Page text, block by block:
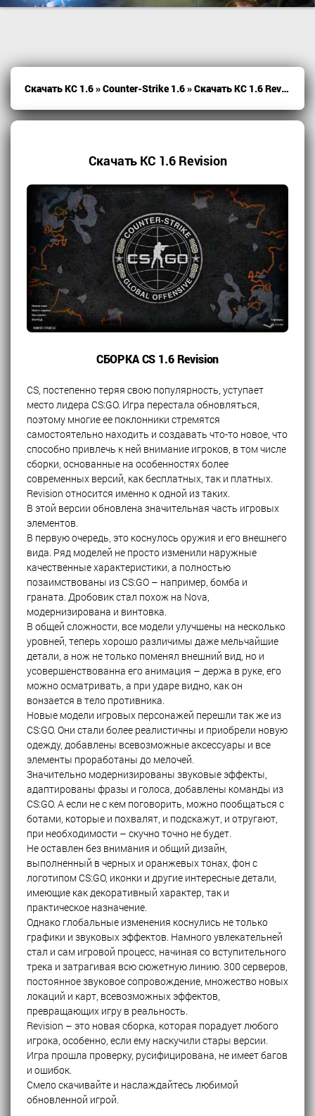
Скачать КС 1.6»Counter-Strike 1.6» Скачать КС 1.6 Revision
Скачать КС 1.6 Revision
СБОРКА CS 1.6 Revision
CS, постепенно теряя свою популярность, уступает
место лидера CS:GO. Игра перестала обновляться,
поэтому многие ее поклонники стремятся
самостоятельно находить и создавать что-то новое, что
способно привлечь к ней внимание игроков, в том числе
сборки, основанные на особенностях более
современных версий, как бесплатных, так и платных.
Revision относится именно к одной из таких.
В этой версии обновлена значительная часть игровых
элементов.
В первую очередь, это коснулось оружия и его внешнего
вида. Ряд моделей не просто изменили наружные
качественные характеристики, а полностью
позаимствованы из CS:GO – например, бомба и
граната. Дробовик стал похож на Nova,
модернизирована и винтовка.
В общей сложности, все модели улучшены на несколько
уровней, теперь хорошо различимы даже мельчайшие
детали, а нож не только поменял внешний вид, но и
усовершенствованна его анимация – держа в руке, его
можно осматривать, а при ударе видно, как он
вонзается в тело противника.
Новые модели игровых персонажей перешли так же из
CS:GO. Они стали более реалистичны и приобрели новую
одежду, добавлены всевозможные аксессуары и все
элементы проработаны до мелочей.
Значительно модернизированы звуковые эффекты,
адаптированы фразы и голоса, добавлены команды из
CS:GO. А если не с кем поговорить, можно пообщаться с
ботами, которые и похвалят, и подскажут, и отругают,
при необходимости – скучно точно не будет.
Не оставлен без внимания и общий дизайн,
выполненный в черных и оранжевых тонах, фон с
логотипом CS:GO, иконки и другие интересные детали,
имеющие как декоративный характер, так и
практическое назначение.
Однако глобальные изменения коснулись не только
графики и звуковых эффектов. Намного увлекательней
стал и сам игровой процесс, начиная со вступительного
трека и затрагивая всю сюжетную линию. 300 серверов,
постоянное звуковое сопровождение, множество новых
локаций и карт, всевозможных эффектов,
превращающих игру в реальность.
Revision – это новая сборка, которая порадует любого
игрока, особенно, если ему наскучили стары версии.
Игра прошла проверку, русифицирована, не имеет багов
и ошибок.
Смело скачивайте и наслаждайтесь любимой
обновленной игрой.